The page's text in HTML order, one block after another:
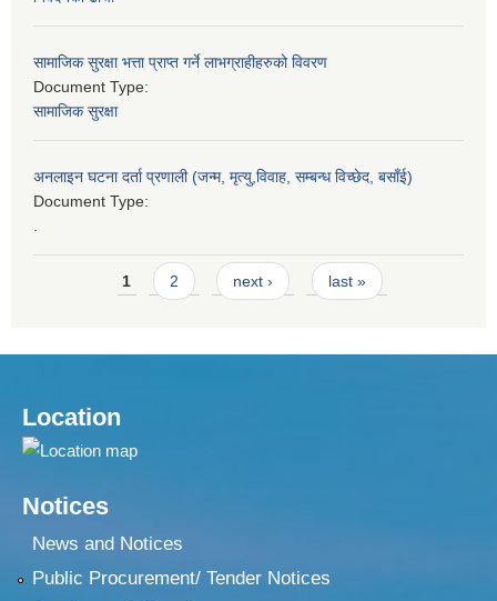
सामाजिक सुरक्षा भत्ता प्राप्त गर्ने लाभग्राहीहरुको विवरण
Document Type:
सामाजिक सुरक्षा
अनलाइन घटना दर्ता प्रणाली (जन्म, मृत्यु,विवाह, सम्बन्ध विच्छेद, बसाँई)
Document Type:
Pages1 2 next › last »
Location
Notices
News and Notices
Public Procurement/ Tender Notices